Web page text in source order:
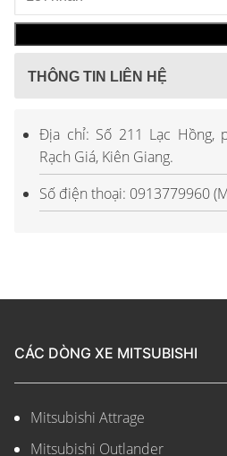
THÔNG TIN LIÊN HỆ
Địa chỉ: Số 211 Lạc Hồng,
Rạch Giá, Kiên Giang.
Số điện thoại: 0913779960
CÁC DÒNG XE MITSUBISHI
Mitsubishi Attrage
Mitsubishi Outlander